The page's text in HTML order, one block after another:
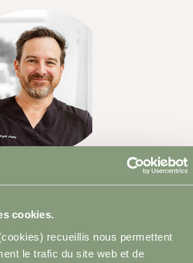
cookies.
recueillis nous permettent
le trafic du site web et de
pratiquant la médecine